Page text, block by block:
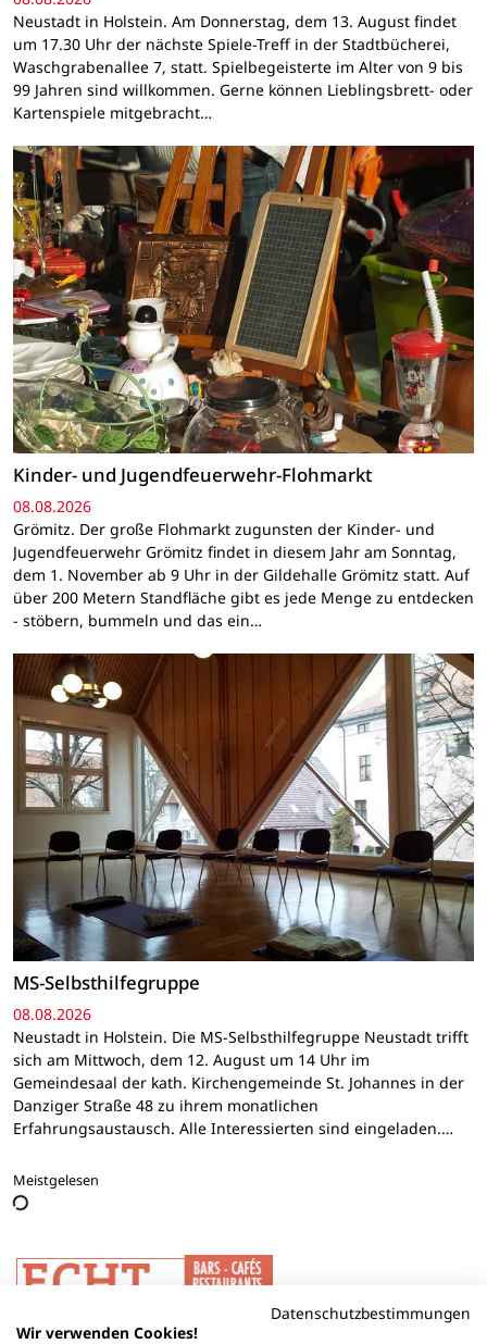
Neustadt in Holstein. Am Donnerstag, dem 13. August findet
um 17.30 Uhr der nächste Spiele-Treff in der Stadtbücherei,
Waschgrabenallee 7, statt. Spielbegeisterte im Alter von 9 bis
99 Jahren sind willkommen. Gerne können Lieblingsbrett- oder
Kartenspiele mitgebracht…
Kinder- und Jugendfeuerwehr-Flohmarkt
08.08.2026
Grömitz. Der große Flohmarkt zugunsten der Kinder- und
Jugendfeuerwehr Grömitz findet in diesem Jahr am Sonntag,
dem 1. November ab 9 Uhr in der Gildehalle Grömitz statt. Auf
über 200 Metern Standfläche gibt es jede Menge zu entdecken
- stöbern, bummeln und das ein…
MS-Selbsthilfegruppe
08.08.2026
Neustadt in Holstein. Die MS-Selbsthilfegruppe Neustadt trifft
sich am Mittwoch, dem 12. August um 14 Uhr im
Gemeindesaal der kath. Kirchengemeinde St. Johannes in der
Danziger Straße 48 zu ihrem monatlichen
Erfahrungsaustausch. Alle Interessierten sind eingeladen.…
Meistgelesen
Datenschutzbestimmungen
Wir verwenden Cookies!